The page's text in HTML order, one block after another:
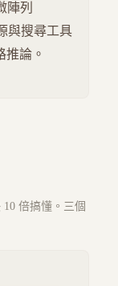
陣列
與搜尋工具
推論。
倍搞懂。三個